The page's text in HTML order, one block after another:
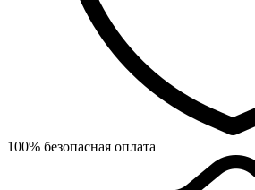
100% безопасная оплата